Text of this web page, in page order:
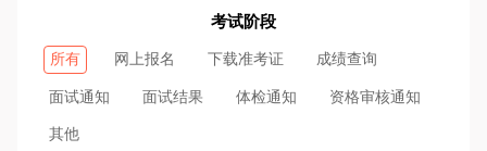
考试阶段
所有 网上报名 下载准考证 成绩查询
面试通知 面试结果 体检通知 资格审核通知
其他